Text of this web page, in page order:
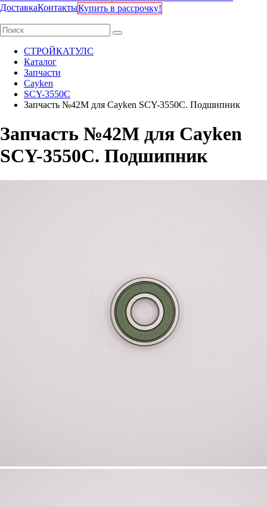
ДоставкаКонтактыКупить в рассрочку!
СТРОЙКАТУЛС
Каталог
Запчасти
Cayken
SCY-3550C
Запчасть №42М для Cayken SCY-3550C. Подшипник
Запчасть №42М для Cayken
SCY-3550C. Подшипник